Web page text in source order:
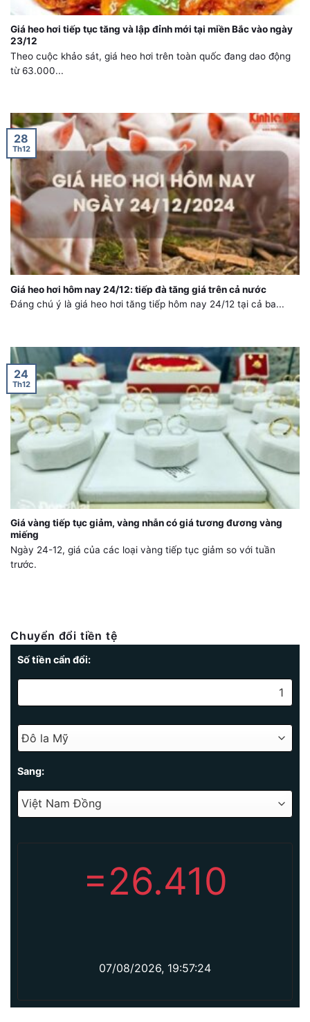
Giá heo hơi tiếp tục tăng và lập đỉnh mới tại miền Bắc vào ngày
23/12
Theo cuộc khảo sát, giá heo hơi trên toàn quốc đang dao động
từ 63.000...
Giá heo hơi hôm nay 24/12: tiếp đà tăng giá trên cả nước
Đáng chú ý là giá heo hơi tăng tiếp hôm nay 24/12 tại cả ba...
28
Th12
Giá vàng tiếp tục giảm, vàng nhẫn có giá tương đương vàng
miếng
Ngày 24-12, giá của các loại vàng tiếp tục giảm so với tuần
trước.
24
Th12
Chuyển đổi tiền tệ
Số tiền cẩn đổi:
Sang:
=26.410
07/08/2026, 19:57:24